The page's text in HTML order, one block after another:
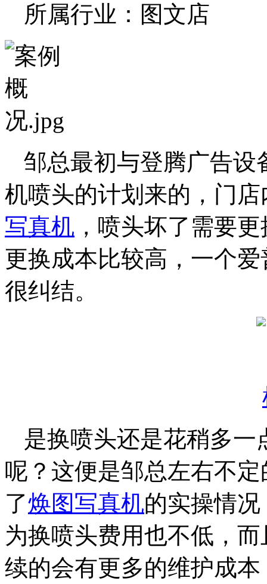
所属行业：图文店
邹总最初与登腾广告设
机喷头的计划来的，门
写真机 ，喷头坏了需要
更换成本比较高，一个
很纠结。
是换喷头还是花稍多
呢？这便是邹总左右不
了焕图写真机的实操情
为换喷头费用也不低，
续的会有更多的维护成